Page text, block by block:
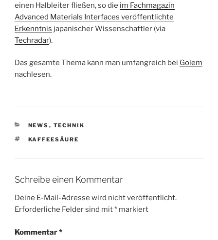
einen Halbleiter fließen, so die im Fachmagazin
Advanced Materials Interfaces veröffentlichte
Erkenntnis japanischer Wissenschaftler (via
Techradar).
Das gesamte Thema kann man umfangreich bei Golem
nachlesen.
KATEGORIEN
NEWS , TECHNIK
SCHLAGWÖRTER
KAFFEESÄURE
Schreibe einen Kommentar
Deine E-Mail-Adresse wird nicht veröffentlicht.
Erforderliche Felder sind mit* markiert
Kommentar*